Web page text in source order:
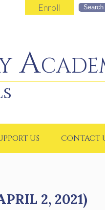
US CONTACT
Enroll Search
2, 2021)